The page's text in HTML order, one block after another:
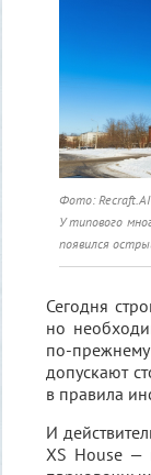
Фото: Recraft.AI
У типового
появился
Сегодня
но
по-
допускают
в правила
И
XS House —